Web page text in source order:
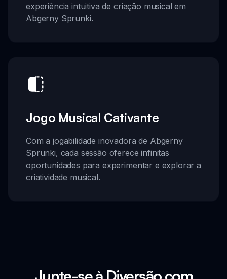
experiência intuitiva de criação musical em
Abgerny Sprunki.
Jogo Musical Cativante
Com a jogabilidade inovadora de Abgerny
Sprunki, cada sessão oferece infinitas
oportunidades para experimentar e explorar a
criatividade musical.